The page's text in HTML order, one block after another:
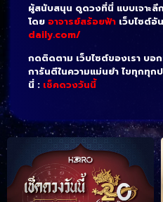
ผู้สนับสนุน ดูดวงที่นี่ แบบเจาะลึ
โดย อาจารย์สร้อยฟ้า เว็บไซต์อั
daily.com/
กดติดตาม เว็บไซต์ของเรา บอ
การันตีในความแม่นยำ ไขทุกทุ
นี่ : เช็คดวงวันนี้